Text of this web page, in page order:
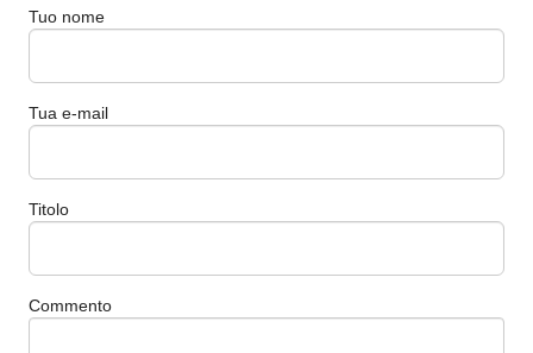
Tuo nome
Tua e-mail
Titolo
Commento